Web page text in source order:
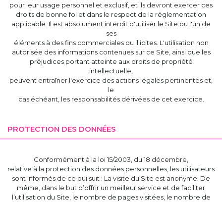
pour leur usage personnel et exclusif, et ils devront exercer ces
droits de bonne foi et dans le respect de la réglementation
applicable. Il est absolument interdit d'utiliser le Site ou l'un de
ses
éléments à des fins commerciales ou illicites. L'utilisation non
autorisée des informations contenues sur ce Site, ainsi que les
préjudices portant atteinte aux droits de propriété
intellectuelle,
peuvent entraîner l'exercice des actions légales pertinentes et,
le
cas échéant, les responsabilités dérivées de cet exercice.
PROTECTION DES DONNÉES
Conformément à la loi 15/2003, du 18 décembre,
relative à la protection des données personnelles, les utilisateurs
sont informés de ce qui suit : La visite du Site est anonyme. De
même, dans le but d’offrir un meilleur service et de faciliter
l’utilisation du Site, le nombre de pages visitées, le nombre de